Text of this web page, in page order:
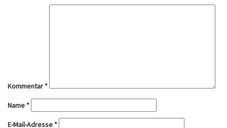
Kommentar *
Name *
E-Mail-Adresse *